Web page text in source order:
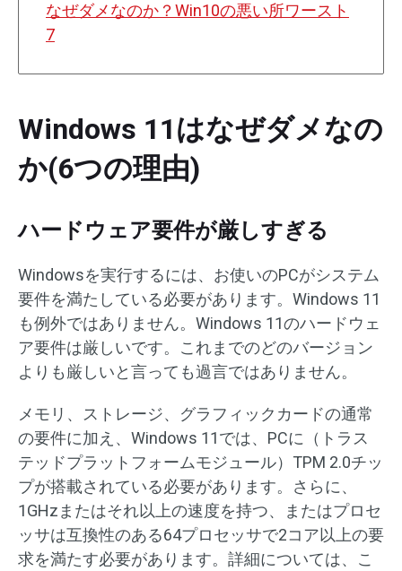
なぜダメなのか？Win10の悪い所ワースト
7
Windows 11はなぜダメなの
か(6つの理由)
ハードウェア要件が厳しすぎる
Windowsを実行するには、お使いのPCがシステム
要件を満たしている必要があります。Windows 11
も例外ではありません。Windows 11のハードウェ
ア要件は厳しいです。これまでのどのバージョン
よりも厳しいと言っても過言ではありません。
メモリ、ストレージ、グラフィックカードの通常
の要件に加え、Windows 11では、PCに（トラス
テッドプラットフォームモジュール）TPM 2.0チッ
プが搭載されている必要があります。さらに、
1GHzまたはそれ以上の速度を持つ、またはプロセ
ッサは互換性のある64プロセッサで2コア以上の要
求を満たす必要があります。詳細については、こ